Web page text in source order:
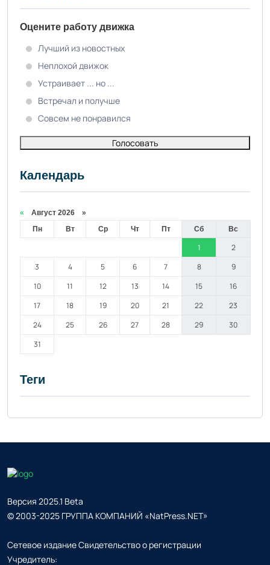
Оцените работу движка
Лучший из новостных
Неплохой движок
Устраивает ... но ...
Встречал и получше
Совсем не понравился
Голосовать
Календарь
« Август 2026 »
Пн
Вт Ср Чт Пт Сб Вс
1
2
3
4 5 6 7 8
9
10
11 12 13 14 15
16
17
18 19 20 21 22
23
24
25 26 27 28 29
30
31
Теги
Версия 2025.1 Beta
© 2003-2025 ГРУППА КОМПАНИЙ «NatPress.NET»
Сетевое издание Свидетельство о регистрации
Учредитель: